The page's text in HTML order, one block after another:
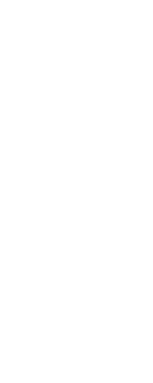
überraschend ist, sie